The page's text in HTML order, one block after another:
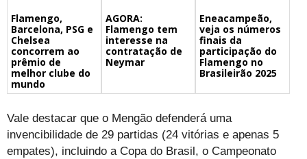
Flamengo,
Barcelona, PSG e
Chelsea
concorrem ao
prêmio de
melhor clube do
mundo
AGORA:
Flamengo tem
interesse na
contratação de
Neymar
Eneacampeão,
veja os números
finais da
participação do
Flamengo no
Brasileirão 2025
Vale destacar que o Mengão defenderá uma
invencibilidade de 29 partidas (24 vitórias e apenas 5
empates), incluindo a Copa do Brasil, o Campeonato